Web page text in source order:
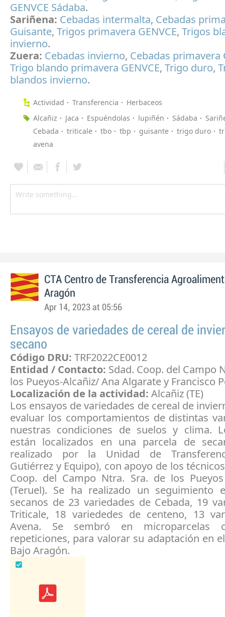
GENVCE Sádaba.
Sariñena: Cebadas intermalta, Cebadas
Guisante, Trigos primavera GENVCE, Trigos
invierno.
Zuera: Cebadas invierno, Cebadas primavera
Trigo blando primavera GENVCE, Trigo duro,
blandos invierno.
Actividad Transferencia
Herbaceos
Alcañiz
Jaca Espuéndolas lupiñén Sádaba
Cebada
triticale tbo tbp guisante trigo duro
avena
CTA Centro de Transferencia
Aragón
Apr 14, 2023 at 05:56
Ensayos de variedades de cereal de
secano
Código DRU: TRF2022CE0012
Entidad / Contacto: Sdad. Coop. del Campo
los Pueyos-Alcañiz/ Ana Algarate y Francisco
Localización de la actividad: Alcañiz (TE)
Los ensayos de variedades de cereal de
evaluar los comportamientos de distintas
nuestras condiciones de suelos y clima.
están localizados en una parcela de
realizado por la Unidad de
Gutiérrez y Equipo), con apoyo de los
Coop. del Campo Ntra. Sra. de los
(Teruel). Se ha realizado un seguimiento
secanos de 23 variedades de Cebada, 19
Triticale, 18 variededes de centeno, 13
Avena. Se sembró en microparcelas
repeticiones, para valorar su adaptación en
Bajo Aragón.